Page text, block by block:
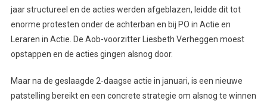
jaar structureel en de acties werden afgeblazen, leidde dit tot
enorme protesten onder de achterban en bij PO in Actie en
Leraren in Actie. De Aob-voorzitter Liesbeth Verheggen moest
opstappen en de acties gingen alsnog door.
Maar na de geslaagde 2-daagse actie in januari, is een nieuwe
patstelling bereikt en een concrete strategie om alsnog te winnen